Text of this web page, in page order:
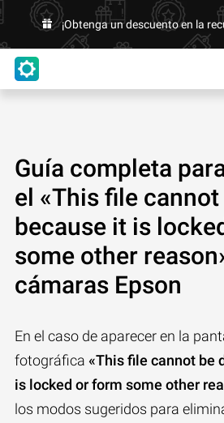
¡Obtenga un descuento en la
Guía completa
el «This file
because it is
some other
cámaras Epson
En el caso de aparecer en la
fotográfica «This file cannot be
is locked or form some other
los modos sugeridos para